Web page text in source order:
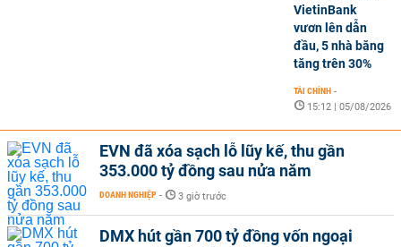
VietinBank
vươn lên dẫn
đầu, 5 nhà băng
tăng trên 30%
TÀI CHÍNH -
15:12 | 05/08/2026
EVN đã xóa sạch lỗ lũy kế, thu gần
353.000 tỷ đồng sau nửa năm
DOANH NGHIỆP - 3 giờ trước
DMX hút gần 700 tỷ đồng vốn ngoại